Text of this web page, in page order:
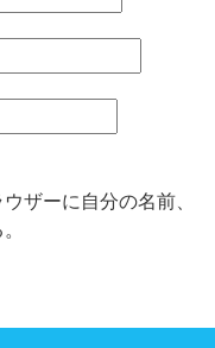
ザーに自分の名前、